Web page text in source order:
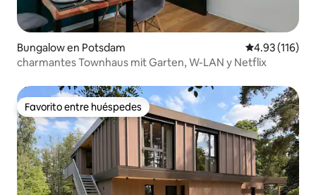
Bungalow en Potsdam Calificación
4.93 (116)
charmantes Townhaus mit Garten, W-LAN y Netflix
Favorito entre huéspedes
Favorito entre huéspedes